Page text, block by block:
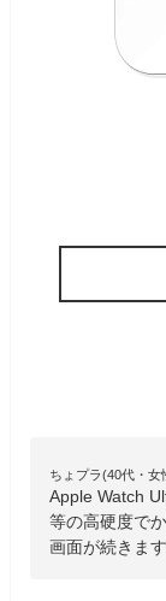
ちょプラ(40代・女
Apple Watch
等の高硬度で
画面が続きます